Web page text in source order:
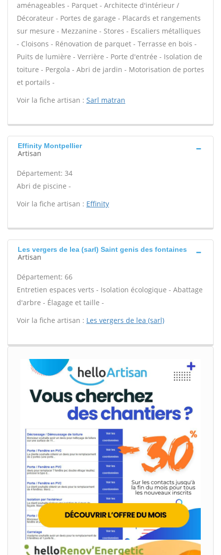
aménageables - Parquet - Architecte d'intérieur /
Décorateur - Portes de garage - Placards et rangements
sur mesure - Mezzanine - Stores - Escaliers métalliques
- Cloisons - Rénovation de parquet - Terrasse en bois -
Puits de lumière - Verrière - Porte d'entrée - Isolation de
toiture - Pergola - Abri de jardin - Motorisation de portes
et portails -
Voir la fiche artisan : Sarl matran
Effinity Montpellier
Artisan
Département: 34
Abri de piscine -
Voir la fiche artisan : Effinity
Les vergers de lea (sarl) Saint genis des fontaines
Artisan
Département: 66
Entretien espaces verts - Isolation écologique - Abattage
d'arbre - Élagage et taille -
Voir la fiche artisan : Les vergers de lea (sarl)